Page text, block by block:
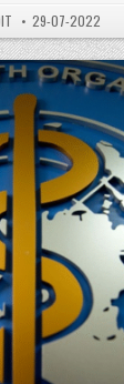
PUBLISHED DATE:
29-07-2022